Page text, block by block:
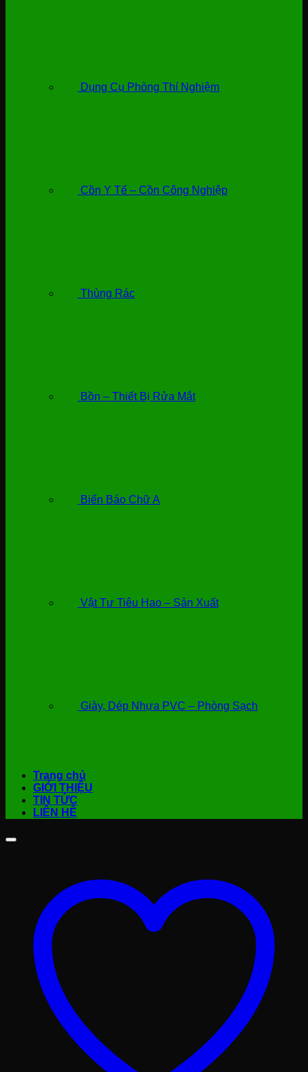
Dụng Cụ Phòng Thí Nghiệm
Cồn Y Tế – Cồn Công Nghiệp
Thùng Rác
Bồn – Thiết Bị Rửa Mắt
Biển Báo Chữ A
Vật Tư Tiêu Hao – Sản Xuất
Giày, Dép Nhựa PVC – Phòng Sạch
Trang chủ
GIỚI THIỆU
TIN TỨC
LIÊN HỆ